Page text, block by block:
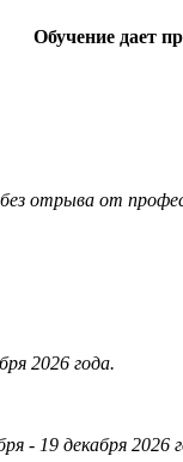
Обучение дает
отрыва от
2026 года.
- 19 декабря 2026